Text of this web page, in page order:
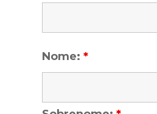
Nome: *